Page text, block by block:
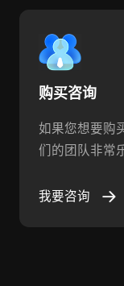
购买咨询
如果您想要购
们的团队非常
我要咨询